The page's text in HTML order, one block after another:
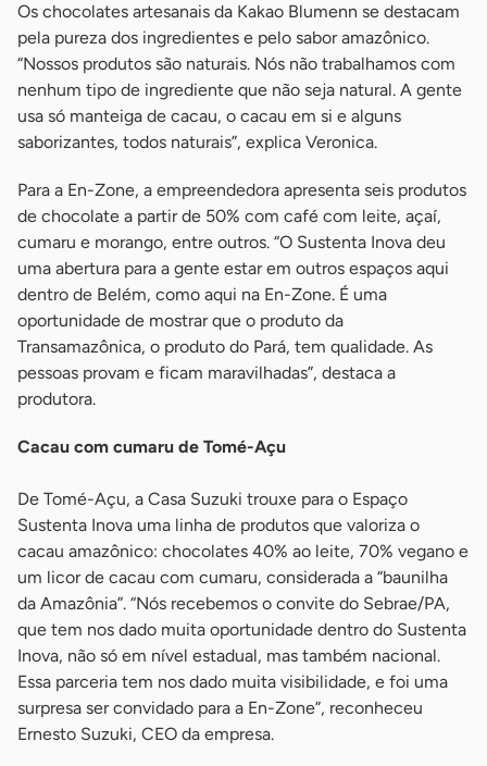
Os chocolates artesanais da Kakao Blumenn se destacam
pela pureza dos ingredientes e pelo sabor amazônico.
“Nossos produtos são naturais. Nós não trabalhamos com
nenhum tipo de ingrediente que não seja natural. A gente
usa só manteiga de cacau, o cacau em si e alguns
saborizantes, todos naturais”, explica Veronica.
Para a En-Zone, a empreendedora apresenta seis produtos
de chocolate a partir de 50% com café com leite, açaí,
cumaru e morango, entre outros. “O Sustenta Inova deu
uma abertura para a gente estar em outros espaços aqui
dentro de Belém, como aqui na En-Zone. É uma
oportunidade de mostrar que o produto da
Transamazônica, o produto do Pará, tem qualidade. As
pessoas provam e ficam maravilhadas”, destaca a
produtora.
Cacau com cumaru de Tomé-Açu
De Tomé-Açu, a Casa Suzuki trouxe para o Espaço
Sustenta Inova uma linha de produtos que valoriza o
cacau amazônico: chocolates 40% ao leite, 70% vegano e
um licor de cacau com cumaru, considerada a “baunilha
da Amazônia”. “Nós recebemos o convite do Sebrae/PA,
que tem nos dado muita oportunidade dentro do Sustenta
Inova, não só em nível estadual, mas também nacional.
Essa parceria tem nos dado muita visibilidade, e foi uma
surpresa ser convidado para a En-Zone”, reconheceu
Ernesto Suzuki, CEO da empresa.